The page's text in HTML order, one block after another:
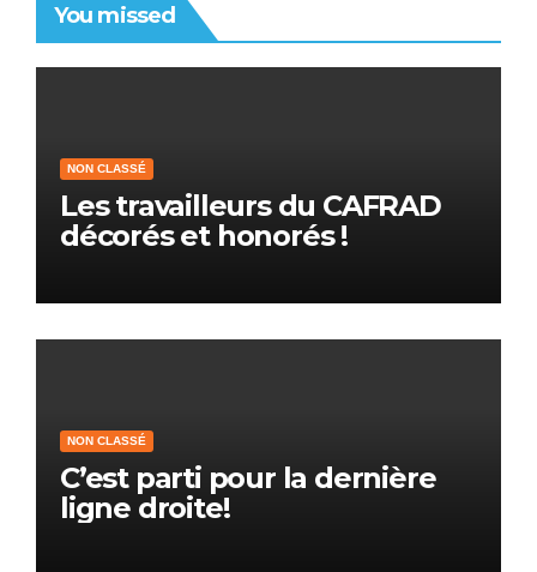
You missed
NON CLASSÉ
Les travailleurs du CAFRAD
décorés et honorés !
NON CLASSÉ
C’est parti pour la dernière
ligne droite!